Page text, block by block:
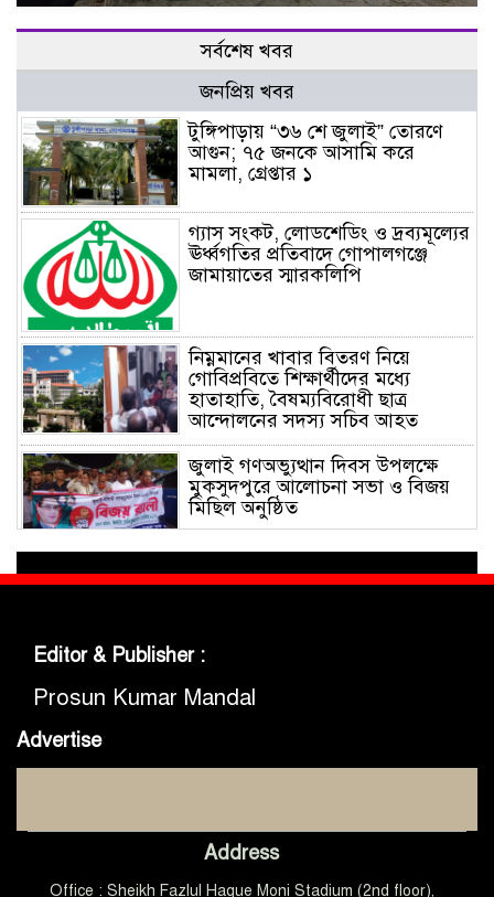
সর্বশেষ খবর
জনপ্রিয় খবর
টুঙ্গিপাড়ায় “৩৬ শে জুলাই” তোরণে
আগুন; ৭৫ জনকে আসামি করে
মামলা, গ্রেপ্তার ১
গ্যাস সংকট, লোডশেডিং ও দ্রব্যমূল্যের
ঊর্ধ্বগতির প্রতিবাদে গোপালগঞ্জে
জামায়াতের স্মারকলিপি
নিম্নমানের খাবার বিতরণ নিয়ে
গোবিপ্রবিতে শিক্ষার্থীদের মধ্যে
হাতাহাতি, বৈষম্যবিরোধী ছাত্র
আন্দোলনের সদস্য সচিব আহত
জুলাই গণঅভ্যুত্থান দিবস উপলক্ষে
মুকসুদপুরে আলোচনা সভা ও বিজয়
মিছিল অনুষ্ঠিত
গোবিপ্রবিতে জুলাই গণঅভ্যুত্থান দিবস
উদযাপন
মুকসুদপুরে প্রায় দুই লাখ টাকার
নিষিদ্ধ চায়না দুয়ারী জাল জব্দ, আগুনে
ধ্বংস
মুকসুদপুরে ‘রক্তাক্ত জুলাই’ শীর্ষক
Editor & Publisher :
Prosun Kumar Mandal
Advertise
Address
Office : Sheikh Fazlul Haque Moni Stadium (2nd floor),